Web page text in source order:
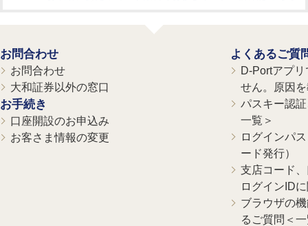
お問合わせ
お問合わせ
大和証券以外の窓口
お手続き
口座開設のお申込み
お客さま情報の変更
よくあるご質
D-Portアプ
せん。原因
パスキー認
一覧＞
ログインパ
ード発行）
支店コード
ログインID
ブラウザの
るご質問＜